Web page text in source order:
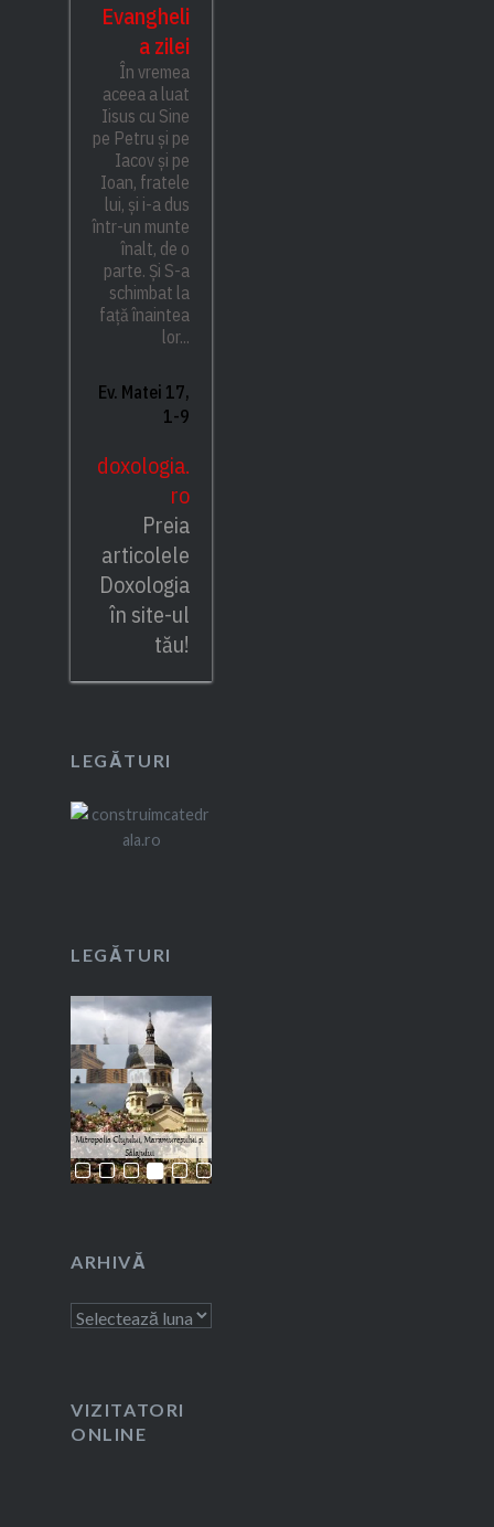
Evangheli
a zilei
În vremea
aceea a luat
Iisus cu Sine
pe Petru și pe
Iacov și pe
Ioan, fratele
lui, și i-a dus
într-un munte
înalt, de o
parte. Și S-a
schimbat la
față înaintea
lor...
Ev. Matei 17,
1-9
doxologia.
ro
Preia
articolele
Doxologia
în site-ul
tău!
LEGĂTURI
LEGĂTURI
ARHIVĂ
Arhivă
VIZITATORI
ONLINE